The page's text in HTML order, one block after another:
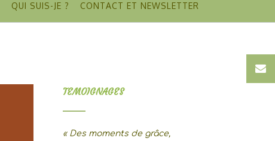
QUI SUIS-JE ? CONTACT ET NEWSLETTER
TEMOIGNAGES
« Des moments de grâce,